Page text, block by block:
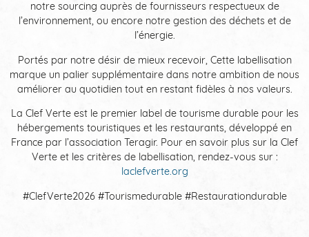
notre sourcing auprès de fournisseurs respectueux de
l’environnement, ou encore notre gestion des déchets et de
l’énergie.
Portés par notre désir de mieux recevoir, Cette labellisation
marque un palier supplémentaire dans notre ambition de nous
améliorer au quotidien tout en restant fidèles à nos valeurs.
La Clef Verte est le premier label de tourisme durable pour les
hébergements touristiques et les restaurants, développé en
France par l’association Teragir. Pour en savoir plus sur la Clef
Verte et les critères de labellisation, rendez-vous sur :
laclefverte.org
#ClefVerte2026 #Tourismedurable #Restaurationdurable